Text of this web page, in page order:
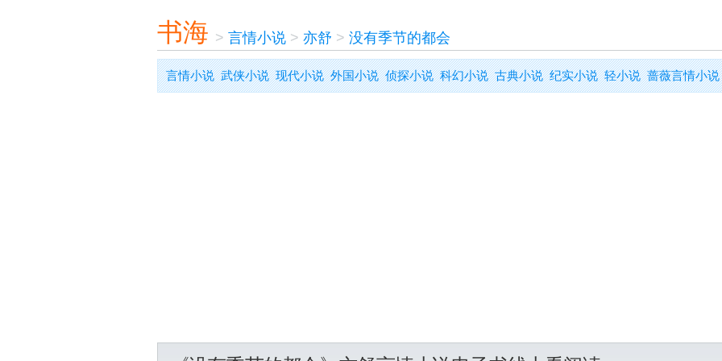
书海 > 言情小说> 亦舒 > 没有季节的都会
言情小说 武侠小说 现代小说 外国小说 侦探小说 科幻小说 古典小说 纪实小说 轻小说 蔷薇言情小说